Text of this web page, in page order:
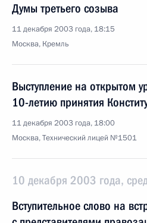
Думы третьего созыва
11 декабря 2003 года, 18:15
Москва, Кремль
Выступление на открытом
10-летию принятия
11 декабря 2003 года, 18:00
Москва, Технический лицей №1501
10 декабря 2003 года,
Вступительное слово на